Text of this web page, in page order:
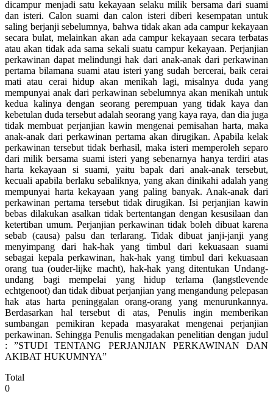
dicampur menjadi satu kekayaan selaku milik bersama dari suami
dan isteri. Calon suami dan calon isteri diberi kesempatan untuk
saling berjanji sebelumnya, bahwa tidak akan ada campur kekayaan
secara bulat, melainkan akan ada campur kekayaan secara terbatas
atau akan tidak ada sama sekali suatu campur kekayaan. Perjanjian
perkawinan dapat melindungi hak dari anak-anak dari perkawinan
pertama bilamana suami atau isteri yang sudah bercerai, baik cerai
mati atau cerai hidup akan menikah lagi, misalnya duda yang
mempunyai anak dari perkawinan sebelumnya akan menikah untuk
kedua kalinya dengan seorang perempuan yang tidak kaya dan
kebetulan duda tersebut adalah seorang yang kaya raya, dan dia juga
tidak membuat perjanjian kawin mengenai pemisahan harta, maka
anak-anak dari perkawinan pertama akan dirugikan. Apabila kelak
perkawinan tersebut tidak berhasil, maka isteri memperoleh separo
dari milik bersama suami isteri yang sebenarnya hanya terdiri atas
harta kekayaan si suami, yaitu bapak dari anak-anak tersebut,
kecuali apabila berlaku sebaliknya, yang akan dinikahi adalah yang
mempunyai harta kekayaan yang paling banyak. Anak-anak dari
perkawinan pertama tersebut tidak dirugikan. Isi perjanjian kawin
bebas dilakukan asalkan tidak bertentangan dengan kesusilaan dan
ketertiban umum. Perjanjian perkawinan tidak boleh dibuat karena
sebab (causa) palsu dan terlarang. Tidak dibuat janji-janji yang
menyimpang dari hak-hak yang timbul dari kekuasaan suami
sebagai kepala perkawinan, hak-hak yang timbul dari kekuasaan
orang tua (ouder-lijke macht), hak-hak yang ditentukan Undang-
undang bagi mempelai yang hidup terlama (langstlevende
echtgenoot) dan tidak dibuat perjanjian yang mengandung pelepasan
hak atas harta peninggalan orang-orang yang menurunkannya.
Berdasarkan hal tersebut di atas, Penulis ingin memberikan
sumbangan pemikiran kepada masyarakat mengenai perjanjian
perkawinan. Sehingga Penulis mengadakan penelitian dengan judul
: ”STUDI TENTANG PERJANJIAN PERKAWINAN DAN
AKIBAT HUKUMNYA”
Total
0